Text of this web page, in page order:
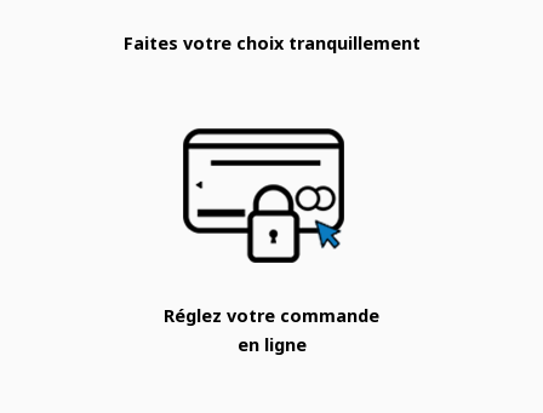
Faites votre choix tranquillement
Réglez votre commande
en ligne